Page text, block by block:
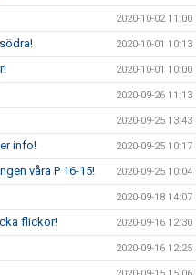
2020-10-02 11:00
2020-10-01 10:13
2020-10-01 10:00
2020-09-26 11:13
2020-09-25 13:43
info! 2020-09-25 10:17
våra P 16-15! 2020-09-25 10:04
2020-09-18 14:07
flickor! 2020-09-16 12:30
2020-09-16 12:25